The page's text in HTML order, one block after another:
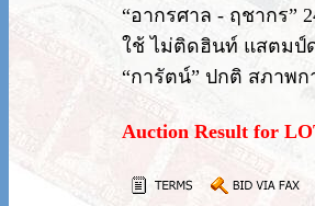
“อากรศาล - ฤชากร”
ใช้ ไม่ติดฮินท์ แสตมป์
“การัตน์” ปกติ สภาพก
Auction Result for